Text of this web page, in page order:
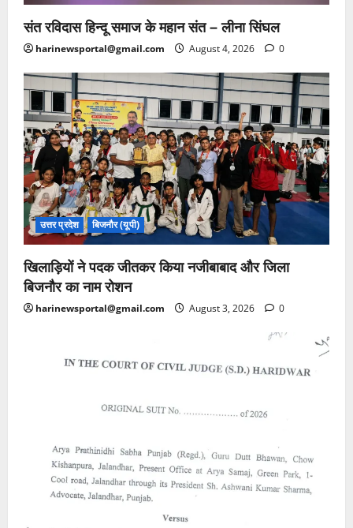
संत रविदास हिन्दू समाज के महान संत – लीना सिंघल
harinewsportal@gmail.com August 4, 2026 0
उत्तर प्रदेश बिजनौर (यूपी)
खिलाड़ियों ने पदक जीतकर किया नजीबाबाद और जिला
बिजनौर का नाम रोशन
harinewsportal@gmail.com August 3, 2026 0